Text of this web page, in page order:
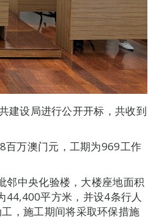
建设局进行公开开标，共收到
百万澳门元，工期为969工作
邻中央化验楼，大楼座地面积
44,400平方米，并设4条行人
，施工期间将采取环保措施